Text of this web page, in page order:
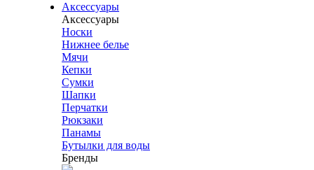
Аксессуары
Аксессуары
Носки
Нижнее белье
Мячи
Кепки
Сумки
Шапки
Перчатки
Рюкзаки
Панамы
Бутылки для воды
Бренды